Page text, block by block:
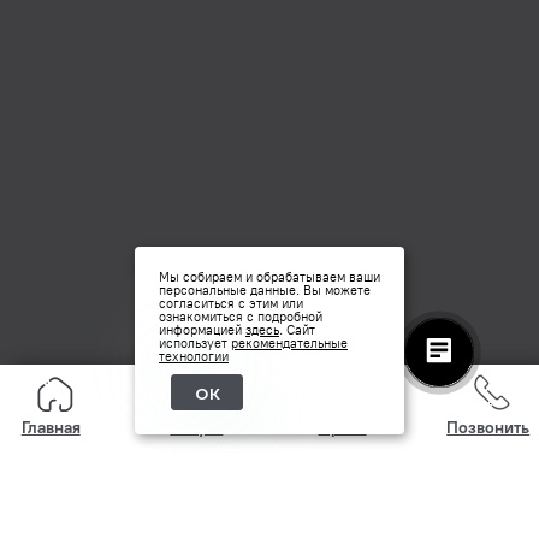
Главная Позвонить
Мы собираем и обрабатываем ваши
персональные данные. Вы можете
согласиться с этим или
ознакомиться с подробной
информацией здесь. Сайт
использует рекомендательные
технологии
ок